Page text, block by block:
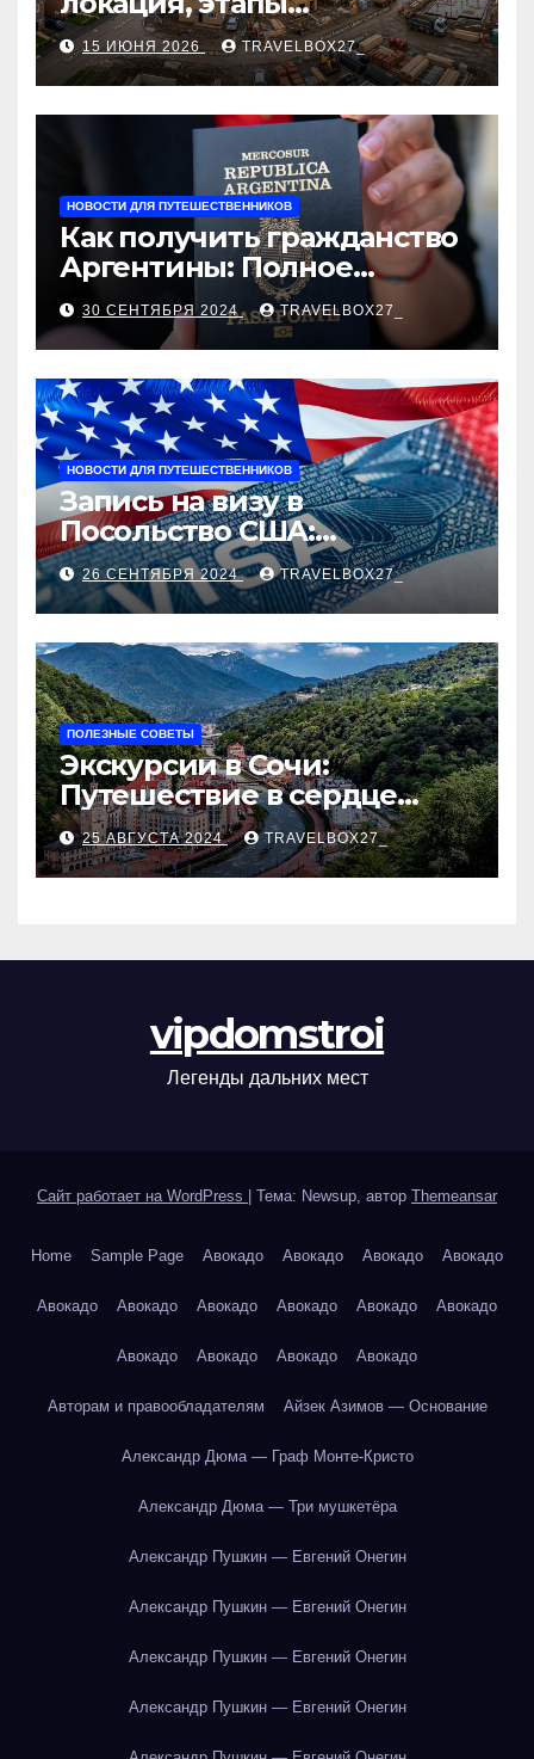
строительства, проверка
застройщика, сценарии
оформления сделки и
рыночные ориентиры
15 ИЮНЯ 2026 TRAVELBOX27_
НОВОСТИ ДЛЯ ПУТЕШЕСТВЕННИКОВ
Как получить гражданство
Аргентины: Полное
руководство
30 СЕНТЯБРЯ 2024 TRAVELBOX27_
НОВОСТИ ДЛЯ ПУТЕШЕСТВЕННИКОВ
Запись на визу в
Посольство США:
Пошаговое руководство
26 СЕНТЯБРЯ 2024 TRAVELBOX27_
ПОЛЕЗНЫЕ СОВЕТЫ
Экскурсии в Сочи:
Путешествие в сердце
Черноморского курорта
25 АВГУСТА 2024 TRAVELBOX27_
vipdomstroi
Легенды дальних мест
Сайт работает на WordPress Тема: Newsup, автор Themeansar
Home Sample Page Авокадо Авокадо Авокадо Авокадо
Авокадо Авокадо Авокадо Авокадо Авокадо Авокадо
Авокадо Авокадо Авокадо Авокадо
Авторам и правообладателям Айзек Азимов — Основание
Александр Дюма — Граф Монте-Кристо
Александр Дюма — Три мушкетёра
Александр Пушкин — Евгений Онегин
Александр Пушкин — Евгений Онегин
Александр Пушкин — Евгений Онегин
Александр Пушкин — Евгений Онегин